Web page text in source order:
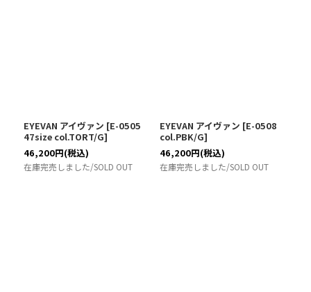
EYEVAN アイヴァン [E-0505
47size col.TORT/G]
46,200円(税込)
在庫完売しました/SOLD OUT
EYEVAN アイヴァン [E-0508
col.PBK/G]
46,200円(税込)
在庫完売しました/SOLD OUT